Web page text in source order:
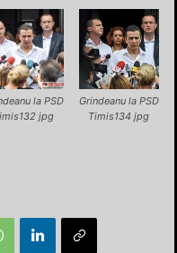
la PSD
jpg
Grindeanu la PSD
Timis134 jpg